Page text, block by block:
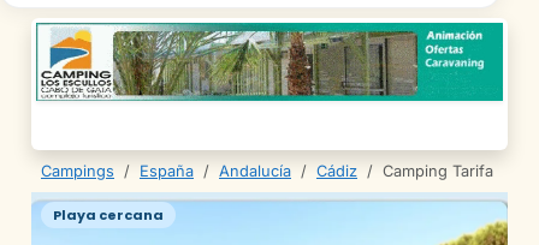
Campings / España / Andalucía / Cádiz / Camping Tarifa
Playa cercana